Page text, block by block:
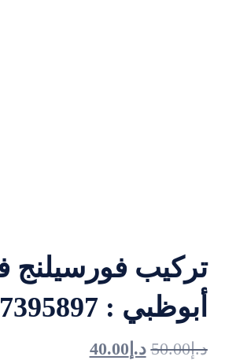
تركيب فورسيلنج
أبوظبي : 0547395897
د.إ50.00 د.إ 40.00